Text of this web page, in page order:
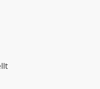
Wert ein oder benutze